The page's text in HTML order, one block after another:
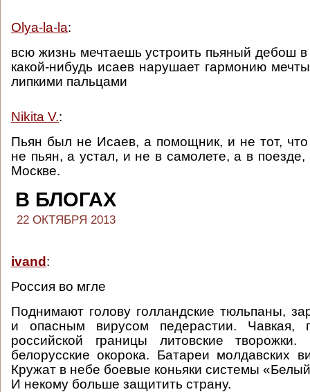
Olya-la-la:
всю жизнь мечтаешь устроить пьяный дебош
какой-нибудь исаев нарушает гармонию
липкими пальцами
Nikita V.:
Пьян был не Исаев, а помощник, и не тот, что
не пьян, а устал, и не в самолете, а в
Москве.
В БЛОГАХ
22 ОКТЯБРЯ 2013
ivand :
Россия во мгле
Поднимают голову голландские тюльпаны,
и опасным вирусом педерастии. Чавкая,
российской границы литовские
белорусские окорока. Батареи молдавских
Кружат в небе боевые коньяки системы
И некому больше защитить страну.